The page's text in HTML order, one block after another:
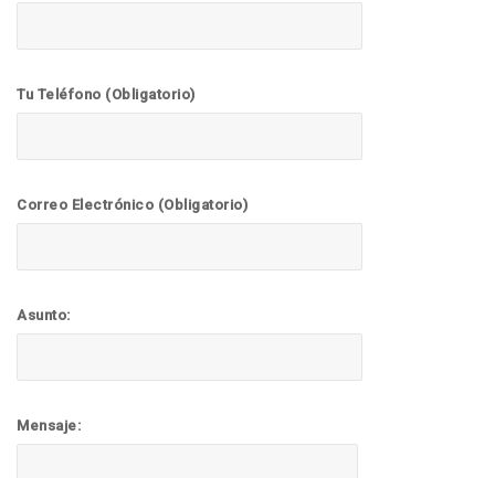
Tu Teléfono (Obligatorio)
Correo Electrónico (Obligatorio)
Asunto:
Mensaje: